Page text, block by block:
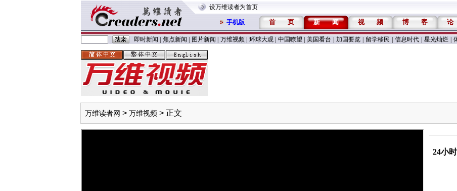
设万维读者为首页
手机版 首 页 新 闻 视 频 博 客 论
即时新闻 焦点新闻 图片新闻 万维视频 环球大观 中国嘹望 美国看台 加国要览 留学移民 信息时代 星光灿烂
万维读者网 > 万维视频 > 正文
24小